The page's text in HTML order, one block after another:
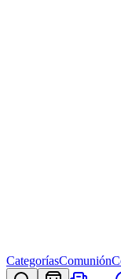
CategoríasComunión